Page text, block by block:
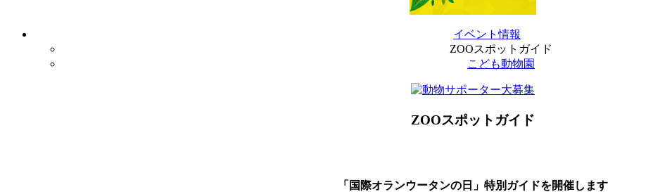
イベント情報
ZOOスポットガイド
こども動物園
ZOOスポットガイド
「国際オランウータンの日」特別ガイドを開催します